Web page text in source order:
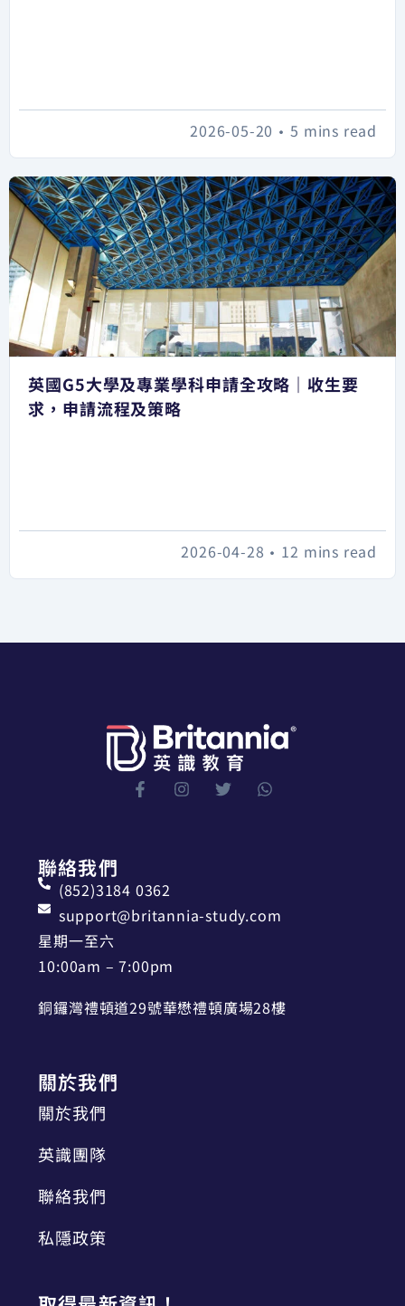
5 mins read
•
2026-05-20
英國G5大學及專業學科申請全攻略｜收生要
求，申請流程及策略
12 mins read
•
2026-04-28
聯絡我們
(852)3184 0362
support@britannia-study.com
星期一至六
10:00am – 7:00pm
銅鑼灣禮頓道29號華懋禮頓廣場28樓
關於我們
關於我們
英識團隊
聯絡我們
私隱政策